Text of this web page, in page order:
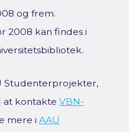
og frem.
2008 kan findes i
Studenterprojekter,
at kontakte VBN-
mere i AAU